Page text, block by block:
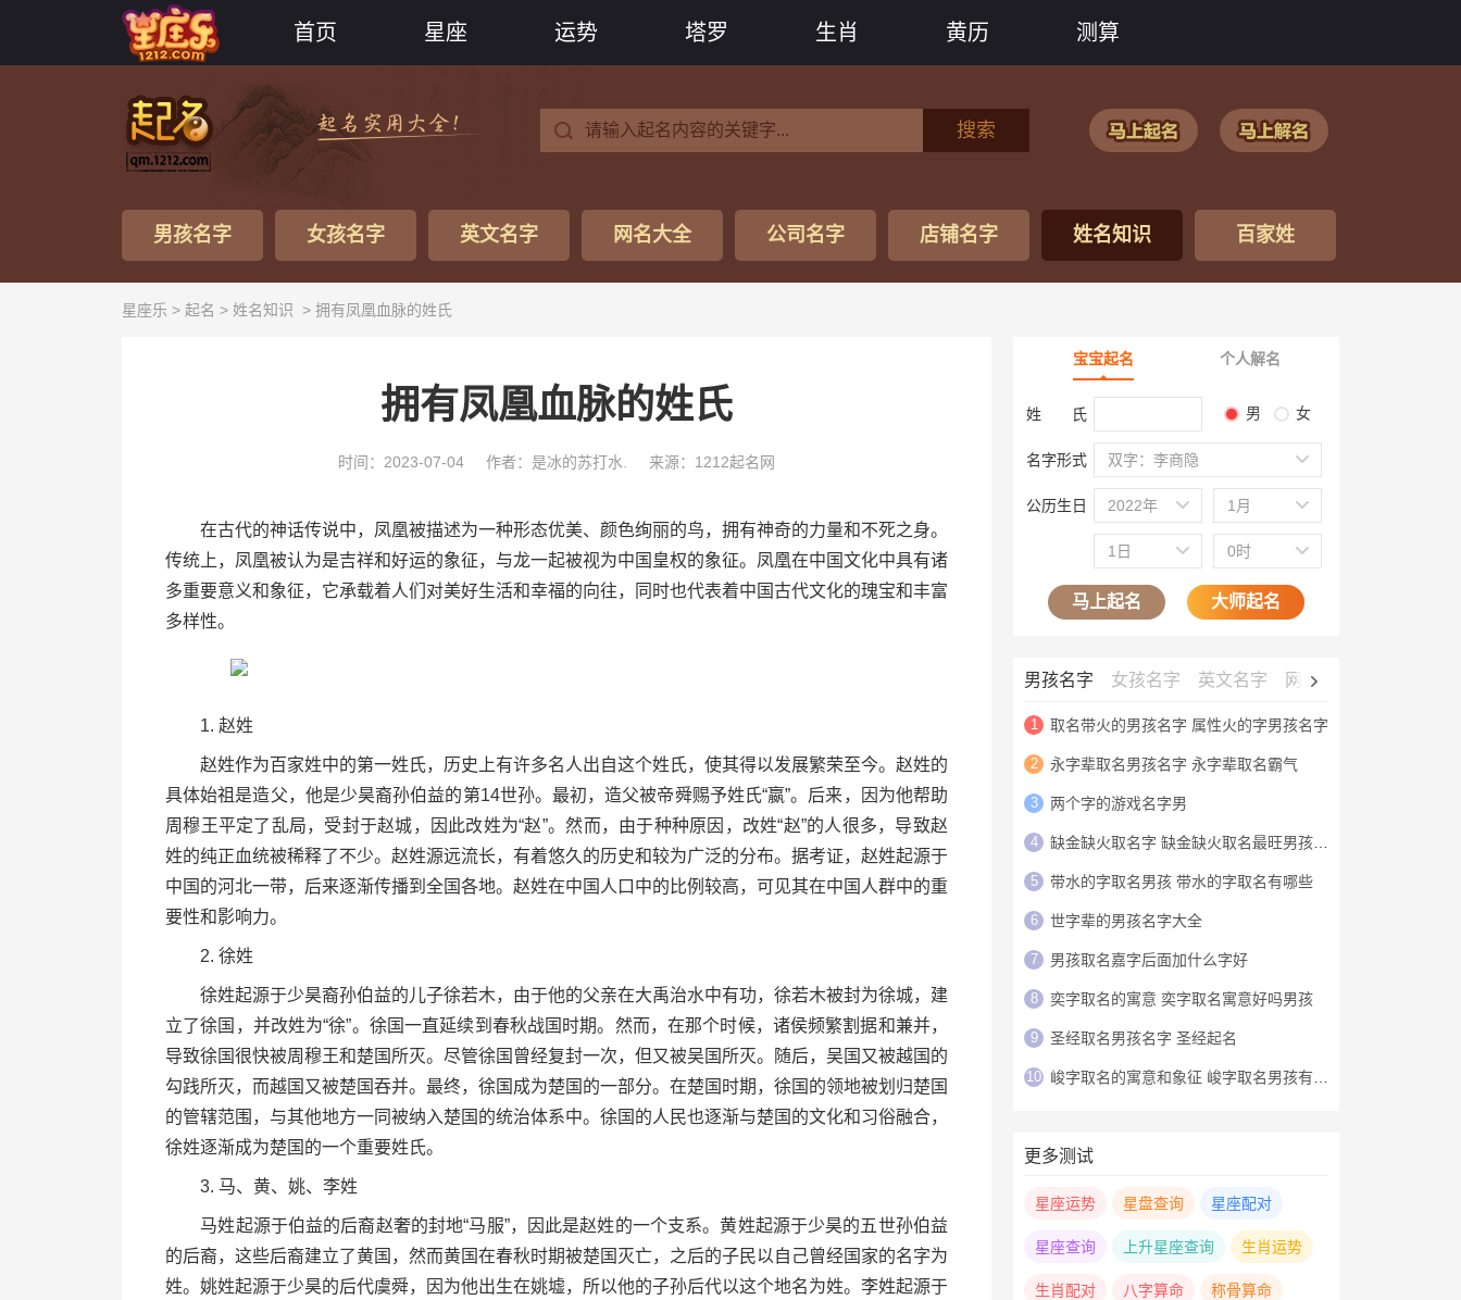
首页 星座 运势 塔罗 生肖 黄历 测算
搜索
男孩名字 女孩名字 英文名字 网名大全 公司名字 店铺名字 姓名知识 百家姓
星座乐 > 起名 > 姓名知识 > 拥有凤凰血脉的姓氏
拥有凤凰血脉的姓氏
时间：2023-07-04 作者：是冰的苏打水. 来源：1212起名网
在古代的神话传说中，凤凰被描述为一种形态优美、颜色绚丽的鸟，拥有神奇的力量和不死之身。
传统上，凤凰被认为是吉祥和好运的象征，与龙一起被视为中国皇权的象征。凤凰在中国文化中具有诸
多重要意义和象征，它承载着人们对美好生活和幸福的向往，同时也代表着中国古代文化的瑰宝和丰富
多样性。
1. 赵姓
赵姓作为百家姓中的第一姓氏，历史上有许多名人出自这个姓氏，使其得以发展繁荣至今。赵姓的
具体始祖是造父，他是少昊裔孙伯益的第14世孙。最初，造父被帝舜赐予姓氏“嬴”。后来，因为他帮助
周穆王平定了乱局，受封于赵城，因此改姓为“赵”。然而，由于种种原因，改姓“赵”的人很多，导致赵
姓的纯正血统被稀释了不少。赵姓源远流长，有着悠久的历史和较为广泛的分布。据考证，赵姓起源于
中国的河北一带，后来逐渐传播到全国各地。赵姓在中国人口中的比例较高，可见其在中国人群中的重
要性和影响力。
2. 徐姓
徐姓起源于少昊裔孙伯益的儿子徐若木，由于他的父亲在大禹治水中有功，徐若木被封为徐城，建
立了徐国，并改姓为“徐”。徐国一直延续到春秋战国时期。然而，在那个时候，诸侯频繁割据和兼并，
导致徐国很快被周穆王和楚国所灭。尽管徐国曾经复封一次，但又被吴国所灭。随后，吴国又被越国的
勾践所灭，而越国又被楚国吞并。最终，徐国成为楚国的一部分。在楚国时期，徐国的领地被划归楚国
的管辖范围，与其他地方一同被纳入楚国的统治体系中。徐国的人民也逐渐与楚国的文化和习俗融合，
徐姓逐渐成为楚国的一个重要姓氏。
3. 马、黄、姚、李姓
马姓起源于伯益的后裔赵奢的封地“马服”，因此是赵姓的一个支系。黄姓起源于少昊的五世孙伯益
的后裔，这些后裔建立了黄国，然而黄国在春秋时期被楚国灭亡，之后的子民以自己曾经国家的名字为
姓。姚姓起源于少昊的后代虞舜，因为他出生在姚墟，所以他的子孙后代以这个地名为姓。李姓起源于
宝宝起名 个人解名
姓 氏 男 女
名字形式 双字：李商隐
公历生日 2022年 1月
1日 0时
马上起名 大师起名
男孩名字 女孩名字 英文名字 网名大全
1 取名带火的男孩名字 属性火的字男孩名字
2 永字辈取名男孩名字 永字辈取名霸气
3 两个字的游戏名字男
4 缺金缺火取名字 缺金缺火取名最旺男孩名字
5 带水的字取名男孩 带水的字取名有哪些
6 世字辈的男孩名字大全
7 男孩取名嘉字后面加什么字好
8 奕字取名的寓意 奕字取名寓意好吗男孩
9 圣经取名男孩名字 圣经起名
10 峻字取名的寓意和象征 峻字取名男孩有寓意
更多测试
星座运势 星盘查询 星座配对
星座查询 上升星座查询 生肖运势
生肖配对 八字算命 称骨算命